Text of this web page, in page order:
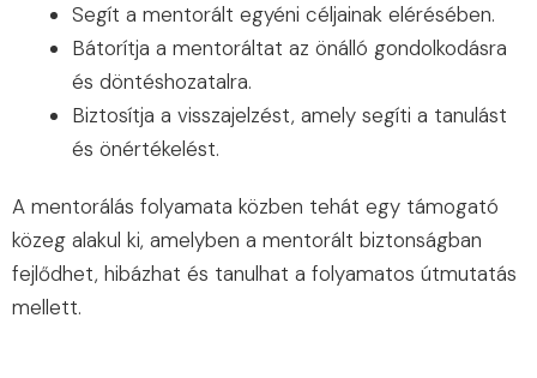
Segít a mentorált egyéni céljainak elérésében.
Bátorítja a mentoráltat az önálló gondolkodásra
és döntéshozatalra.
Biztosítja a visszajelzést, amely segíti a tanulást
és önértékelést.
A mentorálás folyamata közben tehát egy támogató
közeg alakul ki, amelyben a mentorált biztonságban
fejlődhet, hibázhat és tanulhat a folyamatos útmutatás
mellett.